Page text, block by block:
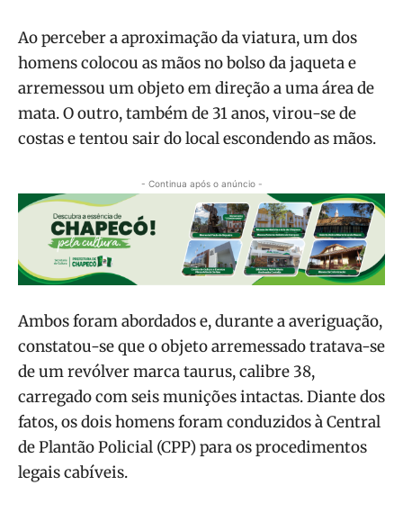
Ao perceber a aproximação da viatura, um dos
homens colocou as mãos no bolso da jaqueta e
arremessou um objeto em direção a uma área de
mata. O outro, também de 31 anos, virou-se de
costas e tentou sair do local escondendo as mãos.
- Continua após o anúncio -
Ambos foram abordados e, durante a averiguação,
constatou-se que o objeto arremessado tratava-se
de um revólver marca taurus, calibre 38,
carregado com seis munições intactas. Diante dos
fatos, os dois homens foram conduzidos à Central
de Plantão Policial (CPP) para os procedimentos
legais cabíveis.